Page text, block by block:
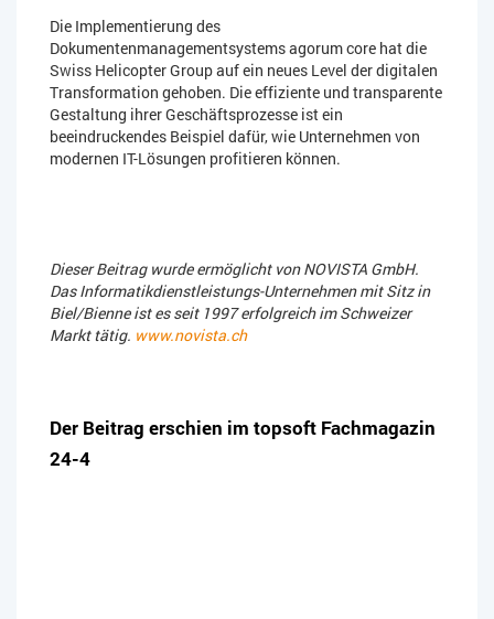
Die Implementierung des
Dokumentenmanagementsystems agorum core hat die
Swiss Helicopter Group auf ein neues Level der digitalen
Transformation gehoben. Die effiziente und transparente
Gestaltung ihrer Geschäftsprozesse ist ein
beeindruckendes Beispiel dafür, wie Unternehmen von
modernen IT-Lösungen profitieren können.
Dieser Beitrag wurde ermöglicht von NOVISTA GmbH.
Das Informatikdienstleistungs-Unternehmen mit Sitz in
Biel/Bienne ist es seit 1997 erfolgreich im Schweizer
Markt tätig. www.novista.ch
Der Beitrag erschien im topsoft Fachmagazin
24-4